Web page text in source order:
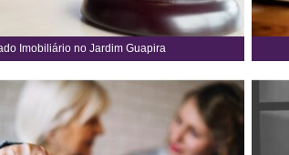
Imobiliário no Jardim Guapira